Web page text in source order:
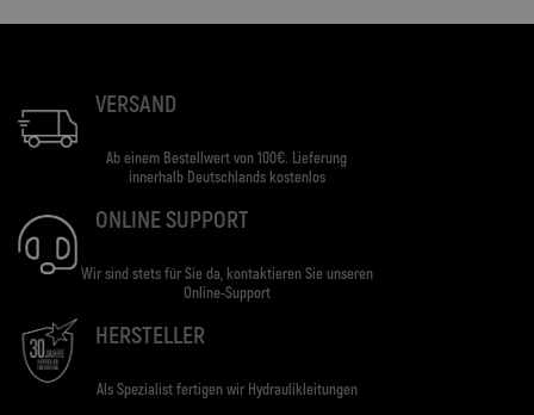
VERSAND
Ab einem Bestellwert von 100€. Lieferung
innerhalb Deutschlands kostenlos
ONLINE SUPPORT
Wir sind stets für Sie da, kontaktieren Sie unseren
Online-Support
HERSTELLER
Als Spezialist fertigen wir Hydraulikleitungen